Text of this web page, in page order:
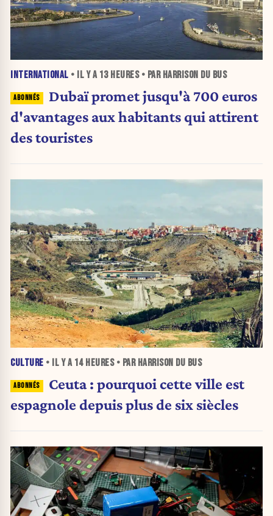
INTERNATIONAL • IL Y A 13 HEURES• PAR HARRISON DU BUS
Dubaï promet jusqu'à 700 euros
d'avantages aux habitants qui attirent
des touristes
CULTURE • IL Y A 14 HEURES• PAR HARRISON DU BUS
Ceuta : pourquoi cette ville est
espagnole depuis plus de six siècles